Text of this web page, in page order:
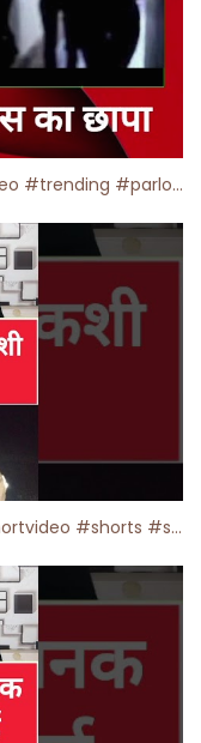
मसाज पार्लर पर पुलिस का छापा ! #viralvideo #trending #parlour
पुलिस और गौकशी आरोपियों में मुठभेड़ ! #shortvideo #shorts #shortsfeed